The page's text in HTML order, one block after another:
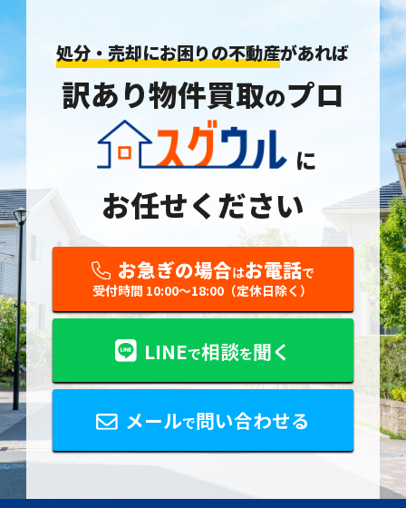
処分・売却にお困りの不動産があれば
訳あり物件買取のプロ
に
お任せください
お急ぎの場合はお電話で
受付時間 10:00〜18:00（定休日除く）
LINEで相談を聞く
メールで問い合わせる